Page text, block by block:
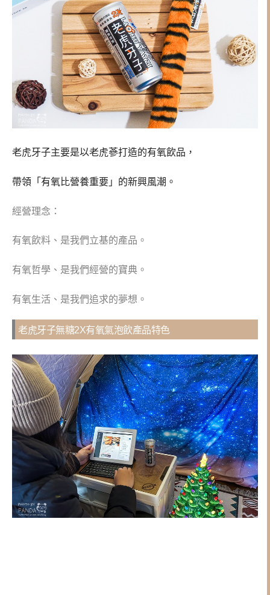
老虎牙子主要是以老虎蔘打造的有氧飲品，
帶領「有氧比營養重要」的新興風潮。
經營理念：
有氧飲料、是我們立基的產品。
有氧哲學、是我們經營的寶典。
有氧生活、是我們追求的夢想。
老虎牙子無糖2X有氧氣泡飲產品特色